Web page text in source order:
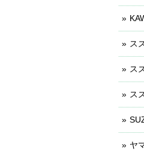
ス
ス
ス
ヤ